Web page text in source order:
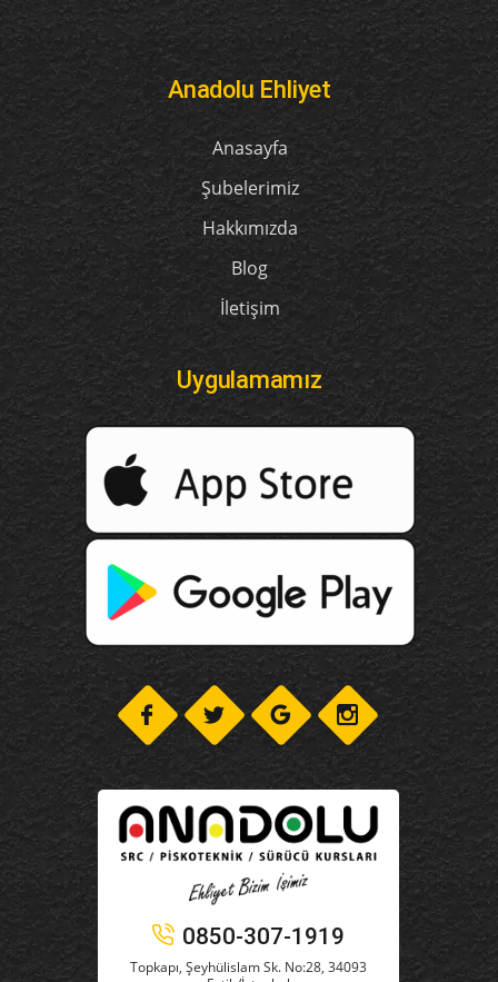
Anadolu Ehliyet
Anasayfa
Şubelerimiz
Hakkımızda
Blog
İletişim
Uygulamamız
0850-307-1919
Topkapı, Şeyhülislam Sk. No:28, 34093